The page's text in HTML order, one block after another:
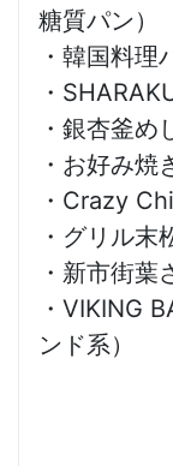
糖質パン）
・韓国料理
・
・銀杏釜め
・お好み焼
・Crazy
・グリル末
・新市街葉
・VIKING
ンド系）